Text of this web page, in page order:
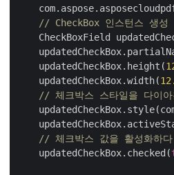
// CheckBox 인스턴스 생성
CheckBoxField
    updatedCheckBox.height(
    updatedCheckBox.width(
// 체크박스 스타일을 다이아
// 체크박스 값을 활성화하다
    updatedCheckBox.checked(